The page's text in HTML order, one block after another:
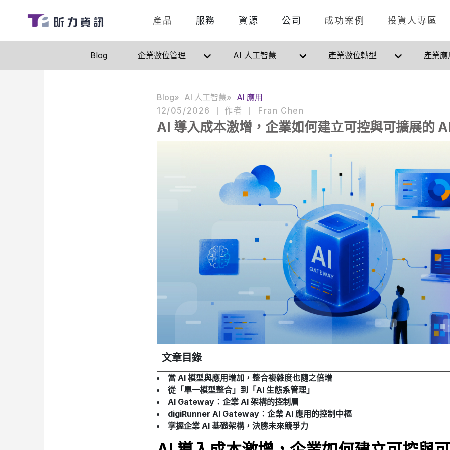
產品 服務 資源 公司 成功案例 投資人專區
Blog 企業數位管理 AI 人工智慧 產業數位轉型 產業
Blog AI 人工智慧
AI 應用
12/05/2026
作者 Fran Chen
AI 導入成本激增，企業如何建立可控與可擴展的
文章目錄
當 AI 模型與應用增加，整合複雜度也隨之倍增
從「單一模型整合」到「AI 生態系管理」
AI Gateway：企業 AI 架構的控制層
digiRunner AI Gateway：企業 AI 應用的控制中樞
掌握企業 AI 基礎架構，決勝未來競爭力